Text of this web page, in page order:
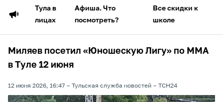
Тула в
лицах
Афиша. Что
посмотреть?
Все скидки к
школе
Миляев посетил «Юношескую Лигу» по ММА
в Туле 12 июня
12 июня 2026, 16:47 Тульская служба новостей ТСН24